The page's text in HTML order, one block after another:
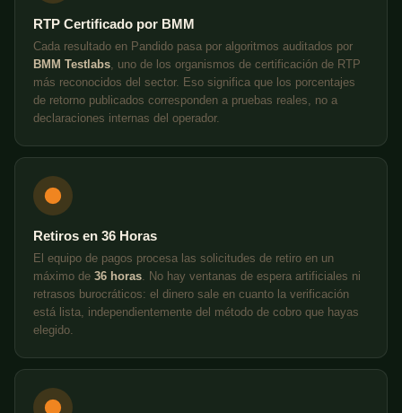
RTP Certificado por BMM
Cada resultado en Pandido pasa por algoritmos auditados por
BMM Testlabs, uno de los organismos de certificación de RTP
más reconocidos del sector. Eso significa que los porcentajes
de retorno publicados corresponden a pruebas reales, no a
declaraciones internas del operador.
Retiros en 36 Horas
El equipo de pagos procesa las solicitudes de retiro en un
máximo de 36 horas. No hay ventanas de espera artificiales ni
retrasos burocráticos: el dinero sale en cuanto la verificación
está lista, independientemente del método de cobro que hayas
elegido.